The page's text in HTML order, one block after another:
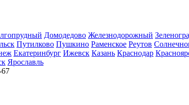
Домодедово Железнодорожный
Путилково Пушкино Раменское Реутов
Екатеринбург Ижевск Казань Краснодар
Ярославль
67